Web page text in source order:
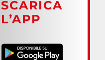
SCARICA
L’APP